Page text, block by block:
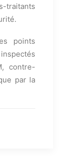
points
contre-
par la